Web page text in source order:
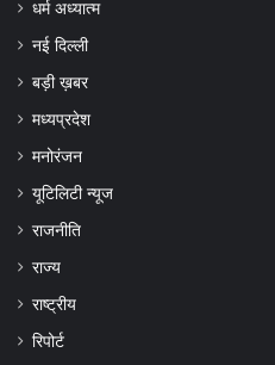
धर्म अध्यात्म
नई दिल्ली
बड़ी ख़बर
मध्यप्रदेश
मनोरंजन
यूटिलिटी न्यूज
राजनीति
राज्य
राष्ट्रीय
रिपोर्ट